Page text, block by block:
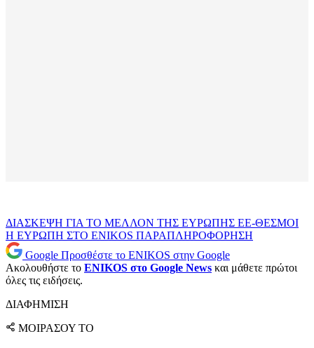
ΔΙΑΣΚΕΨΗ ΓΙΑ ΤΟ ΜΕΛΛΟΝ ΤΗΣ ΕΥΡΩΠΗΣ ΕΕ-ΘΕΣΜΟΙ
Η ΕΥΡΩΠΗ ΣΤΟ ENIKOS ΠΑΡΑΠΛΗΡΟΦΟΡΗΣΗ
Google Προσθέστε το ENIKOS στην Google
Ακολουθήστε το ENIKOS στο Google News και μάθετε πρώτοι
όλες τις ειδήσεις.
ΔΙΑΦΗΜΙΣΗ
ΜΟΙΡΑΣΟΥ ΤΟ